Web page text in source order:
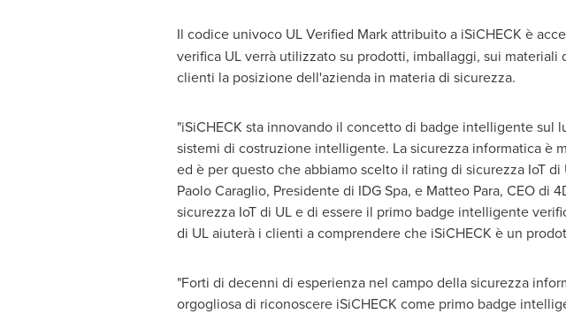
Il codice univoco UL Verified Mark attribuito a iSiCHECK è
verifica UL verrà utilizzato su prodotti, imballaggi, sui
clienti la posizione dell'azienda in materia di sicurezza.
"iSiCHECK sta innovando il concetto di badge intelligente
sistemi di costruzione intelligente. La sicurezza informatica è
ed è per questo che abbiamo scelto il rating di sicurezza IoT
Paolo Caraglio, Presidente di IDG Spa, e Matteo Para, CEO di
sicurezza IoT di UL e di essere il primo badge intelligente
di UL aiuterà i clienti a comprendere che iSiCHECK è un
"Forti di decenni di esperienza nel campo della sicurezza
orgogliosa di riconoscere iSiCHECK come primo badge